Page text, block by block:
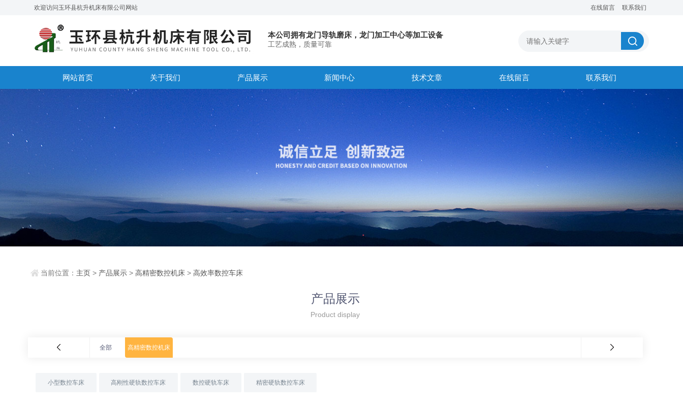
欢迎访问玉环县杭升机床有限公司网站 在线留言 联系我们
本公司拥有龙门导轨磨床，龙门加工中心等加工设备
工艺成熟，质量可靠
网站首页 关于我们 产品展示 新闻中心 技术文章 在线留言 联系我们
当前位置： 主页 > 产品展示 >高精密数控机床 >高效率数控车床
产品展示
Product display
全部 高精密数控机床
小型数控车床 高刚性硬轨数控车床 数控硬轨车床 精密硬轨数控车床